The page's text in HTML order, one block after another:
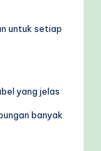
untuk setiap
yang jelas
banyak